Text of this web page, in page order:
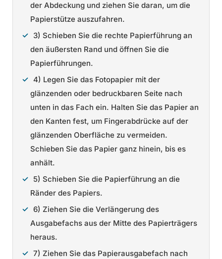
der Abdeckung und ziehen Sie daran, um die
Papierstütze auszufahren.
3) Schieben Sie die rechte Papierführung an
den äußersten Rand und öffnen Sie die
Papierführungen.
4) Legen Sie das Fotopapier mit der
glänzenden oder bedruckbaren Seite nach
unten in das Fach ein. Halten Sie das Papier an
den Kanten fest, um Fingerabdrücke auf der
glänzenden Oberfläche zu vermeiden.
Schieben Sie das Papier ganz hinein, bis es
anhält.
5) Schieben Sie die Papierführung an die
Ränder des Papiers.
6) Ziehen Sie die Verlängerung des
Ausgabefachs aus der Mitte des Papierträgers
heraus.
7) Ziehen Sie das Papierausgabefach nach